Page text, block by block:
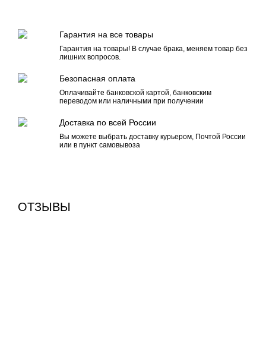
Гарантия на все товары
Гарантия на товары! В случае брака, меняем товар без
лишних вопросов.
Безопасная оплата
Оплачивайте банковской картой, банковским
переводом или наличными при получении
Доставка по всей России
Вы можете выбрать доставку курьером, Почтой России
или в пункт самовывоза
ОТЗЫВЫ